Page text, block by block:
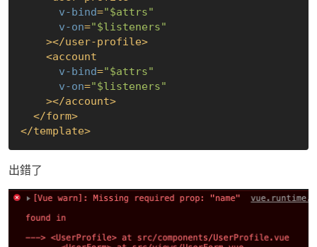
v-bind="$attrs"
v-on="$listeners"
    >
</user-profile>
<account
v-bind="$attrs"
v-on="$listeners"
    >
</account>
</form>
</template>
出錯了